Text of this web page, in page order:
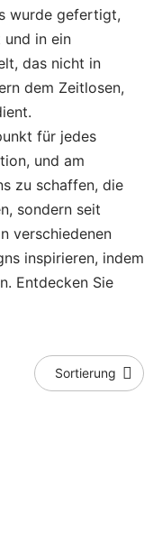
wurde gefertigt,
in ein
das nicht in
dem Zeitlosen,
für jedes
und am
zu schaffen, die
sondern seit
verschiedenen
inspirieren, indem
Entdecken Sie